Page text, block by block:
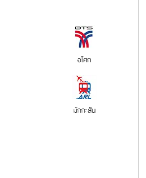
อโศก
มักกะสัน